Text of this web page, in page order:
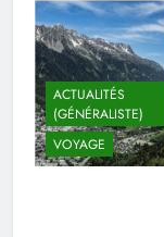
ACTUALITÉS
(GÉNÉRALISTE)
VOYAGE